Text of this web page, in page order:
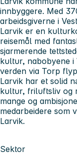
innbyggere. Med
arbeidsgiverne i
Larvik er en
reisemål med
sjarmerende
kultur, nabobyene i
verden via Torp
Larvik har et solid
kultur, friluftsliv og
mange og
medarbeidere som
Larvik.
Sektor